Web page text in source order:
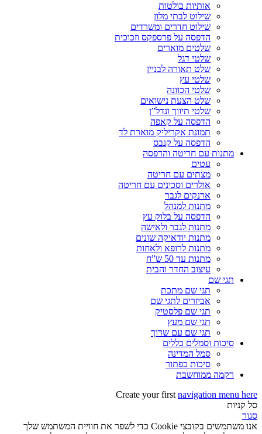
אותיות בולטות
שילוט לבתי מלון
שילוט חדרים ומשרדים
הדפסה על פרספקס וזכוכית
שלטים מוארים
שלטי דגל
שלט תאורה לבניין
שלטי עץ
שלטי הכוונה
שלט הצעת נישואים
שלטי תיווך ונדל”ן
הדפסה על קאפה
תמונת אקריליק מוארת לד
הדפסה על קנבס
מתנות עם חריטה והדפסה
עטים
מצתים עם חריטה
אולרים וסכינים עם חריטה
ארנקים לגבר
מתנות למנהל
הדפסה על בלוק עץ
מתנות לגבר ולאישה
מתנות יודאיקה שונים
מתנות לרופא ולאחות
מתנות עד 50 ש”ח
עיצוב החדר והבית
תגי שם
תגי שם מתכת
אביזרים לתגי שם
תגי שם פלסטיק
תגי שם מעץ
תגי שם עם שרוך
סיכות וסמלים כללים
סמל המדינה
סיכות כפתור
רקמה ממוחשבת
Create your first navigation menu here
סל קניות
סגור
אנו משתמשים בקובצי Cookie כדי לשפר את חוויית המשתמש שלך